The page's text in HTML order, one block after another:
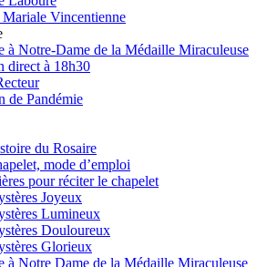
Mariale Vincentienne
à Notre-Dame de la Médaille Miraculeuse
direct à 18h30
de Pandémie
du Rosaire
mode d’emploi
pour réciter le chapelet
Joyeux
Lumineux
Douloureux
Glorieux
à Notre Dame de la Médaille Miraculeuse